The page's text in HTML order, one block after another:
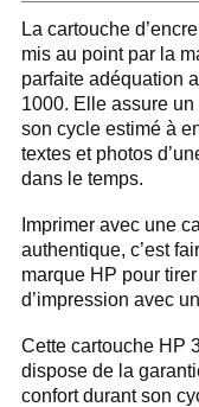
La cartouche
mis au point par la
parfaite adéquation
1000. Elle assure
son cycle estimé à
textes et photos
dans le temps.
Imprimer avec une
authentique, c’est
marque HP pour
d’impression avec
Cette cartouche HP
dispose de la
confort durant son